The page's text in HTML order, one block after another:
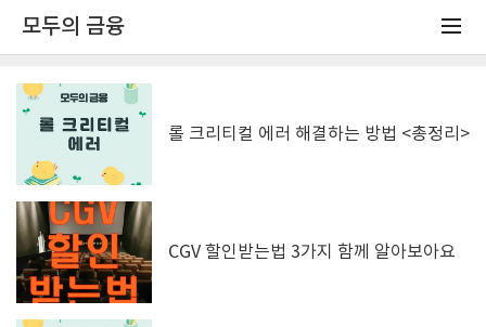
모두의 금융
롤 크리티컬 에러 해결하는 방법 <총정리>
CGV 할인받는법 3가지 함께 알아보아요